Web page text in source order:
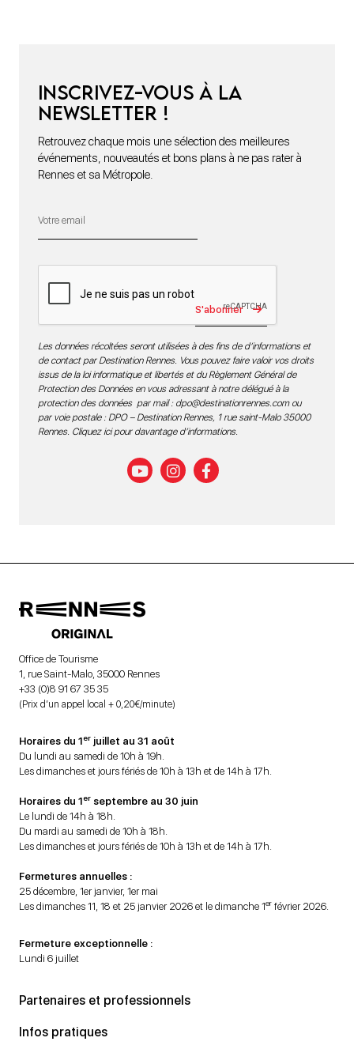
Inscrivez-vous à la
newsletter !
Retrouvez chaque mois une sélection des meilleures
événements, nouveautés et bons plans à ne pas rater à
Rennes et sa Métropole.
S'abonner
Les données récoltées seront utilisées à des fins de d’informations et
de contact par Destination Rennes. Vous pouvez faire valoir vos droits
issus de la loi informatique et libertés et du Règlement Général de
Protection des Données en vous adressant à notre délégué à la
protection des données par mail : dpo@destinationrennes.comou
par voie postale : DPO – Destination Rennes, 1 rue saint-Malo 35000
Rennes. Cliquez ici pour davantage d’informations.
Office de Tourisme
1, rue Saint-Malo, 35000 Rennes
+33 (0)8 91 67 35 35
(Prix d’un appel local + 0,20€/minute)
Horaires du 1er juillet au 31 août
Du lundi au samedi de 10h à 19h.
Les dimanches et jours fériés de 10h à 13h et de 14h à 17h.
Horaires du 1er septembre au 30 juin
Le lundi de 14h à 18h.
Du mardi au samedi de 10h à 18h.
Les dimanches et jours fériés de 10h à 13h et de 14h à 17h.
Fermetures annuelles :
25 décembre, 1er janvier, 1er mai
Les dimanches 11, 18 et 25 janvier 2026 et le dimanche 1er février 2026.
Fermeture exceptionnelle :
Lundi 6 juillet
Partenaires et professionnels
Infos pratiques